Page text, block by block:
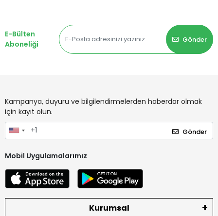
E-Bülten
Aboneliği
Gönder
Kampanya, duyuru ve bilgilendirmelerden haberdar olmak
için kayıt olun.
Gönder
Mobil Uygulamalarımız
Kurumsal